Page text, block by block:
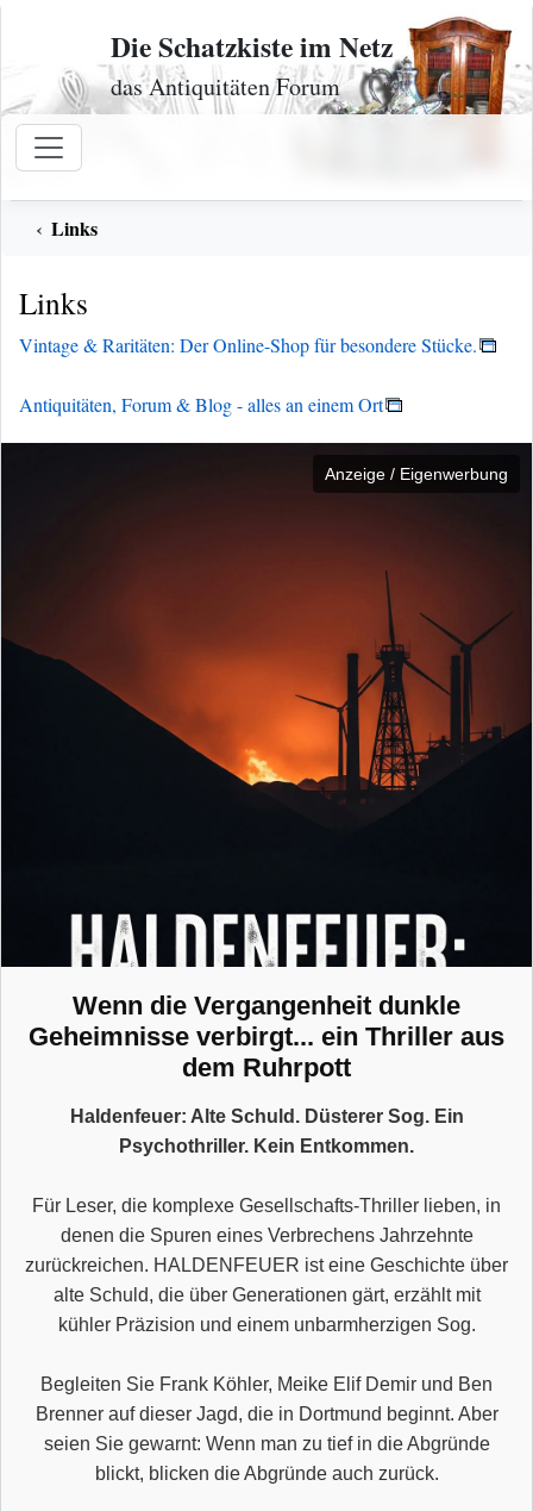
Zum Inhalt
Die Schatzkiste im Netz
das Antiquitäten Forum
Links
Links
Vintage & Raritäten: Der Online-Shop für besondere Stücke.
Antiquitäten, Forum & Blog - alles an einem Ort
Anzeige / Eigenwerbung
Wenn die Vergangenheit dunkle
Geheimnisse verbirgt... ein Thriller aus
dem Ruhrpott
Haldenfeuer: Alte Schuld. Düsterer Sog. Ein
Psychothriller. Kein Entkommen.
Für Leser, die komplexe Gesellschafts-Thriller lieben, in
denen die Spuren eines Verbrechens Jahrzehnte
zurückreichen. HALDENFEUER ist eine Geschichte über
alte Schuld, die über Generationen gärt, erzählt mit
kühler Präzision und einem unbarmherzigen Sog.
Begleiten Sie Frank Köhler, Meike Elif Demir und Ben
Brenner auf dieser Jagd, die in Dortmund beginnt. Aber
seien Sie gewarnt: Wenn man zu tief in die Abgründe
blickt, blicken die Abgründe auch zurück.